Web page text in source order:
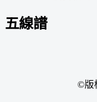
五線譜
©版